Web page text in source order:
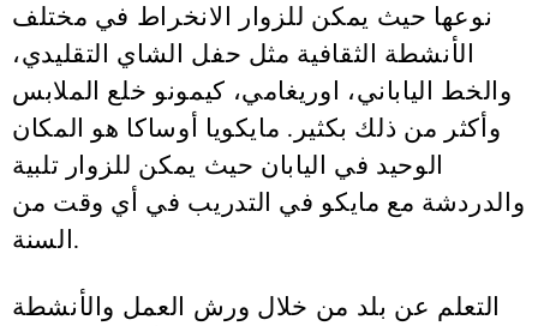
نوعها حيث يمكن للزوار الانخراط في مختلف
الأنشطة الثقافية مثل حفل الشاي التقليدي،
والخط الياباني، اوريغامي، كيمونو خلع الملابس
وأكثر من ذلك بكثير. مايكويا أوساكا هو المكان
الوحيد في اليابان حيث يمكن للزوار تلبية
والدردشة مع مايكو في التدريب في أي وقت من
السنة.
التعلم عن بلد من خلال ورش العمل والأنشطة